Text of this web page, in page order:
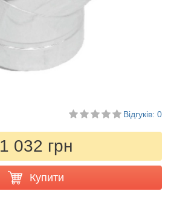
Відгуків: 0
1 032 грн
Купити